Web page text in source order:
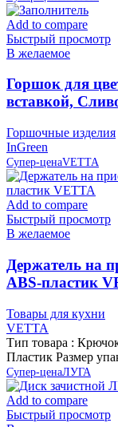
Add to compare
Быстрый просмотр
В желаемое
Горшок для
вставкой,
Горшочные изделия
InGreen
Супер-ценаVETTA
Add to compare
Быстрый просмотр
В желаемое
Держатель на
ABS-пластик
Товары для кухни
VETTA
Тип товара :
Пластик Размер
Супер-ценаЛУГА
Add to compare
Быстрый просмотр